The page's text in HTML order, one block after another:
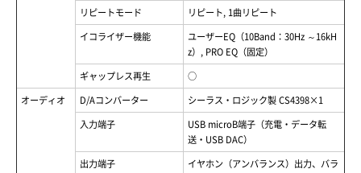
リピートモード リピート, 1曲リピート
イコライザー機能
ユーザーEQ（10Band：30Hz ～16kH
z）, PRO EQ（固定）
ギャップレス再生 ○
オーディオ D/Aコンバーター シーラス・ロジック製 CS4398×1
入力端子
USB microB端子（充電・データ転
送・USB DAC）
出力端子
イヤホン（アンバランス）出力、バラ